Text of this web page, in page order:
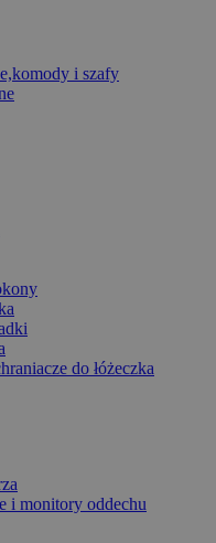
i szafy
do łóżeczka
i monitory oddechu